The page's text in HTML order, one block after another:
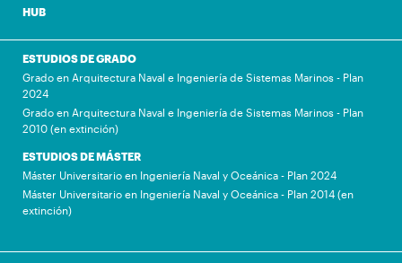
HUB
ESTUDIOS DE GRADO
Grado en Arquitectura Naval e Ingeniería de Sistemas Marinos - Plan
2024
Grado en Arquitectura Naval e Ingeniería de Sistemas Marinos - Plan
2010 (en extinción)
ESTUDIOS DE MÁSTER
Máster Universitario en Ingeniería Naval y Oceánica - Plan 2024
Máster Universitario en Ingeniería Naval y Oceánica - Plan 2014 (en
extinción)